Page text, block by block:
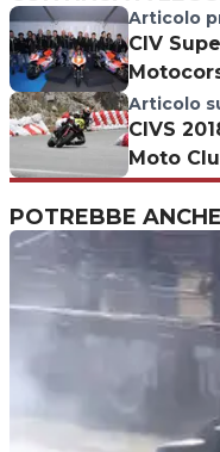
Articolo
CIV
Articolo
CIVS
Moto
POTREBBE